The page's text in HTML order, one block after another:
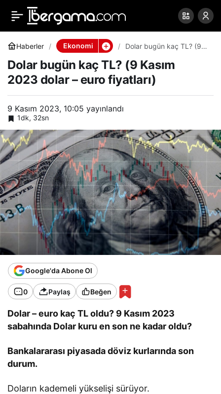
Haberler Ekonomi
Dolar bugün kaç TL? (9
fiyatları)
Dolar bugün kaç TL? (9 Kasım
2023 dolar – euro fiyatları)
9 Kasım 2023, 10:05 yayınlandı
1dk, 32sn
Google'da Abone Ol
0 Paylaş Beğen
Dolar – euro kaç TL oldu? 9 Kasım 2023
sabahında Dolar kuru en son ne kadar oldu?
Bankalararası piyasada döviz kurlarında son
durum.
Doların kademeli yükselişi sürüyor.
Dolar bugün kaç TL? (9
Kasım 2023 dolar – euro
fiyatları)
0 Paylaş